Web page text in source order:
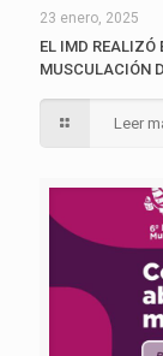
23 enero, 2025
EL IMD REALIZÓ
MUSCULACIÓN
Leer